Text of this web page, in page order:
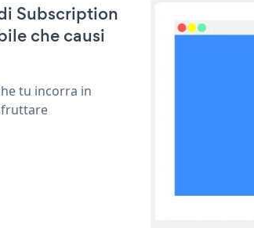
Subscription
che causi
tu incorra in